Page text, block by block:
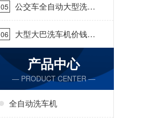
05
公交车全自动大型洗车
机什么价钱[隆茂鑫晟]
06
大型大巴洗车机价钱怎
么样[隆茂鑫晟]
产品中心
— PRODUCT CENTER —
全自动洗车机